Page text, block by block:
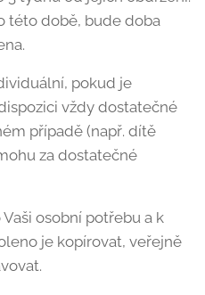
této době, bude doba
pokud je
vždy dostatečné
případě (např. dítě
za dostatečné
osobní potřebu a k
je kopírovat, veřejně